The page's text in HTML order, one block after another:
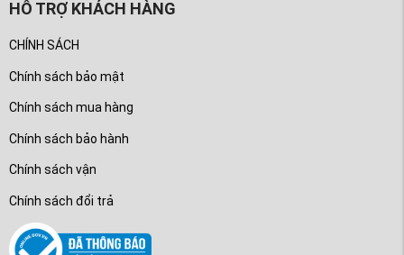
HỖ TRỢ KHÁCH HÀNG
CHÍNH SÁCH
Chính sách bảo mật
Chính sách mua hàng
Chính sách bảo hành
Chính sách vận
Chính sách đổi trả